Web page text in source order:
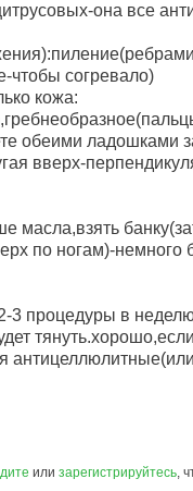
она все
чтобы согревало)
кожа:
обеими ладошками
вверх-
масла,взять
по ногам)-немного
3 процедуры в
или зарегистрируйтесь,